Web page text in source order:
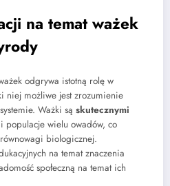
na temat ważek
odgrywa istotną rolę w
niej możliwe jest zrozumienie
Ważki są skutecznymi
populacje wielu owadów, co
biologicznej.
na temat znaczenia
społeczną na temat ich